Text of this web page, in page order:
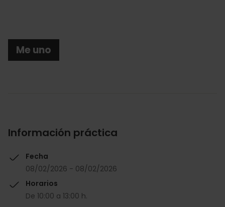
Me uno
Información práctica
Fecha
08/02/2026 - 08/02/2026
Horarios
De 10:00 a 13:00 h.